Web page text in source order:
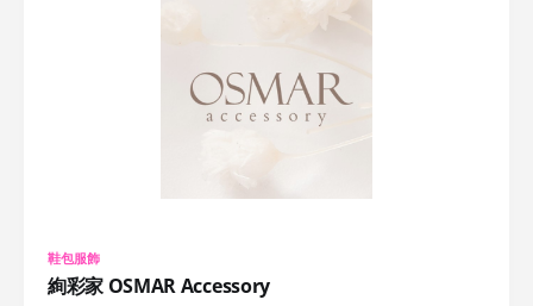
鞋包服飾
絢彩家 OSMAR Accessory